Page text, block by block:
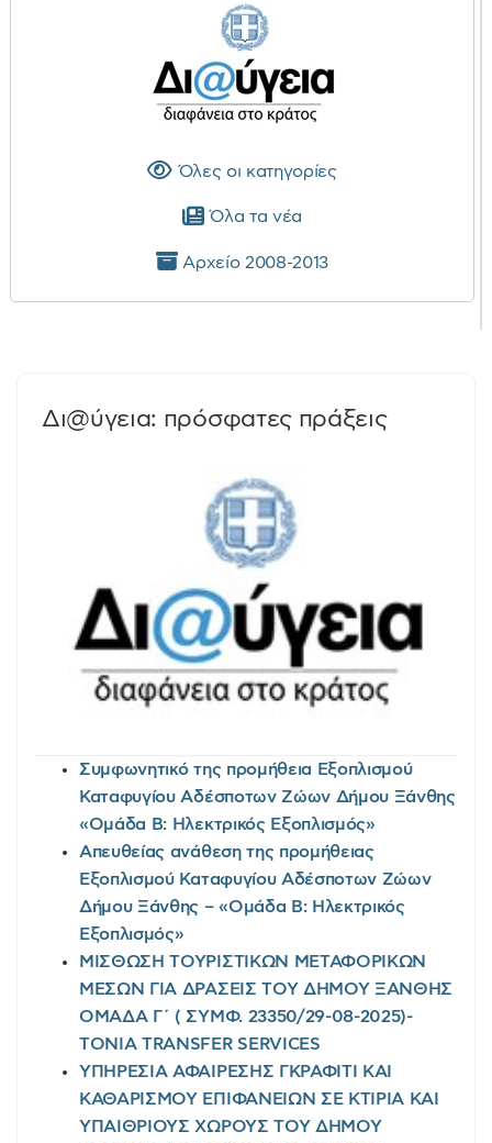
Όλες οι κατηγορίες
Όλα τα νέα
Αρχείο 2008-2013
Δι@ύγεια: πρόσφατες πράξεις
Συμφωνητικό της προμήθεια Εξοπλισμού
Καταφυγίου Αδέσποτων Ζώων Δήμου Ξάνθης
«Ομάδα Β: Ηλεκτρικός Εξοπλισμός»
Απευθείας ανάθεση της προμήθειας
Εξοπλισμού Καταφυγίου Αδέσποτων Ζώων
Δήμου Ξάνθης – «Ομάδα Β: Ηλεκτρικός
Εξοπλισμός»
ΜΙΣΘΩΣΗ ΤΟΥΡΙΣΤΙΚΩΝ ΜΕΤΑΦΟΡΙΚΩΝ
ΜΕΣΩΝ ΓΙΑ ΔΡΑΣΕΙΣ ΤΟΥ ΔΗΜΟΥ ΞΑΝΘΗΣ
ΟΜΑΔΑ Γ΄ ( ΣΥΜΦ. 23350/29-08-2025)-
TONIA TRANSFER SERVICES
ΥΠΗΡΕΣΙΑ ΑΦΑΙΡΕΣΗΣ ΓΚΡΑΦΙΤΙ ΚΑΙ
ΚΑΘΑΡΙΣΜΟΥ ΕΠΙΦΑΝΕΙΩΝ ΣΕ ΚΤΙΡΙΑ ΚΑΙ
ΥΠΑΙΘΡΙΟΥΣ ΧΩΡΟΥΣ ΤΟΥ ΔΗΜΟΥ